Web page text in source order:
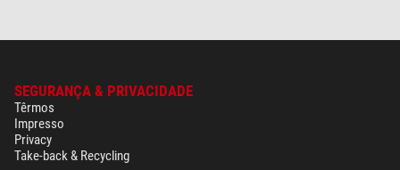
SEGURANÇA & PRIVACIDADE
Têrmos
Impresso
Privacy
Take-back & Recycling